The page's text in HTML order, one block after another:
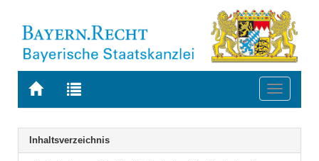
Zur
BAYERN.RECHT
Zur
letzten
Suche
Toggle
Navigation
Inhaltsverzeichnis